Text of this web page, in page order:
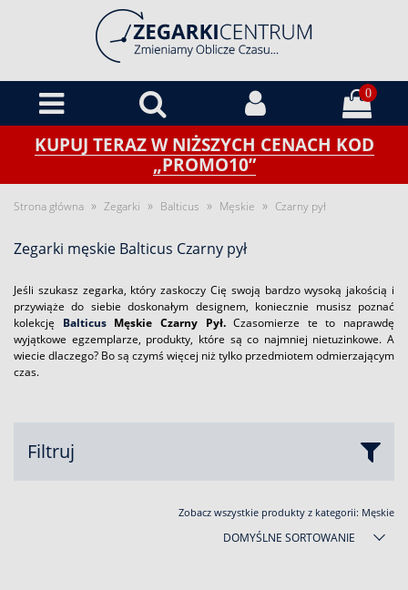
0
KUPUJ TERAZ W NIŻSZYCH CENACH KOD
„PROMO10”
Strona główna » Zegarki » Balticus » Męskie » Czarny pył
Zegarki męskie Balticus Czarny pył
Jeśli szukasz zegarka, który zaskoczy Cię swoją bardzo wysoką jakością i
przywiąże do siebie doskonałym designem, koniecznie musisz poznać
kolekcję BalticusMęskie Czarny Pył.Czasomierze te to naprawdę
wyjątkowe egzemplarze, produkty, które są co najmniej nietuzinkowe. A
wiecie dlaczego? Bo są czymś więcej niż tylko przedmiotem odmierzającym
czas.
Filtruj
Zobacz wszystkie produkty z kategorii: Męskie
DOMYŚLNE SORTOWANIE